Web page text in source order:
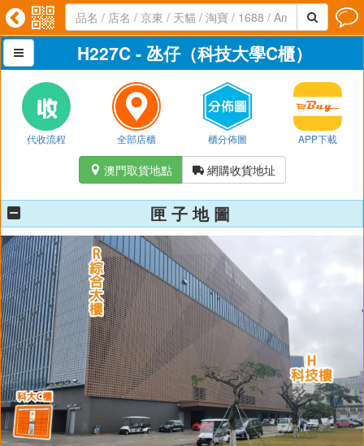
   
 H227C - 氹仔（科技大學C櫃）
代收流程 全部店櫃 櫃分佈圖 APP下載
 澳門取貨地點 網購收貨地址
匣 子 地 圖